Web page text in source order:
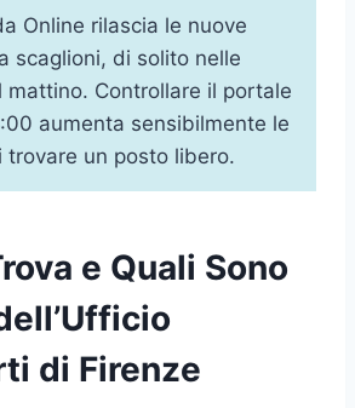
Online rilascia le nuove
scaglioni, di solito nelle
mattino. Controllare il portale
aumenta sensibilmente le
trovare un posto libero.
e Quali Sono
di Firenze